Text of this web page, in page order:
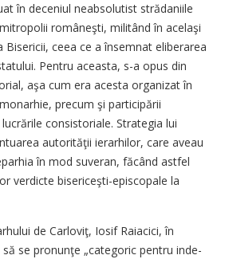
în deceniul neabsolutist strădaniile
româneşti, militând în acelaşi
ceea ce a însemnat eliberarea
Pentru aceasta, s-a opus din
aşa cum era acesta organizat în
precum şi participării
consistoriale. Strategia lui
autorităţii ierarhilor, care aveau
în mod suveran, făcând astfel
verdicte bisericeşti-episcopale la
de Carloviţ, Iosif Raiacici, în
se pronunţe „categoric pentru inde­